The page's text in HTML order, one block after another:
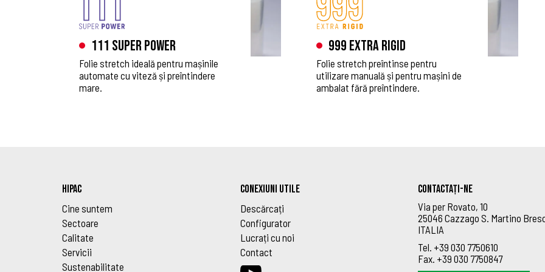
111 Super Power
Folie stretch ideală pentru mașinile
automate cu viteză și preîntindere
mare.
999 Extra Rigid
Folie stretch preîntinse pentru
utilizare manuală și pentru mașini de
ambalat fără preîntindere.
HIPAC
Cine suntem
Sectoare
Calitate
Servicii
Sustenabilitate
CONEXIUNI UTILE
Descărcați
Configurator
Lucrați cu noi
Contact
Contactați-ne
Via per Rovato, 10
25046 Cazzago S. Martino
ITALIA
Tel. +39 030 7750610
Fax. +39 030 7750847